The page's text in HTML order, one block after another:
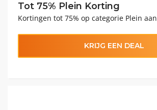
Tot 75% Plein Korting
Kortingen tot 75% op categorie Plein
KRIJG EEN DEAL